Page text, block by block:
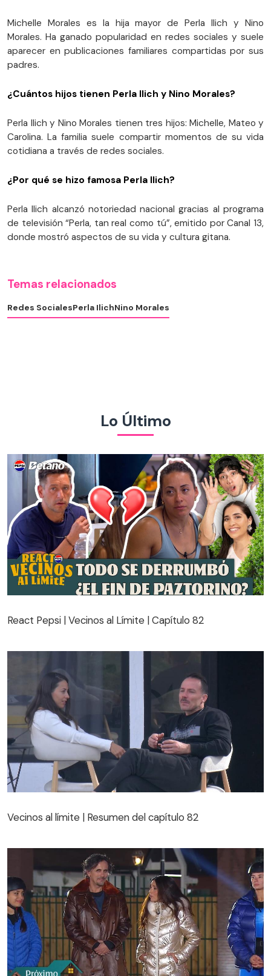
Michelle Morales es la hija mayor de Perla Ilich y Nino
Morales. Ha ganado popularidad en redes sociales y suele
aparecer en publicaciones familiares compartidas por sus
padres.
¿Cuántos hijos tienen Perla Ilich y Nino Morales?
Perla Ilich y Nino Morales tienen tres hijos: Michelle, Mateo y
Carolina. La familia suele compartir momentos de su vida
cotidiana a través de redes sociales.
¿Por qué se hizo famosa Perla Ilich?
Perla Ilich alcanzó notoriedad nacional gracias al programa
de televisión “Perla, tan real como tú”, emitido por Canal 13,
donde mostró aspectos de su vida y cultura gitana.
Temas relacionados
Redes SocialesPerla IlichNino Morales
Lo Último
React Pepsi | Vecinos al Límite | Capítulo 82
Vecinos al límite | Resumen del capítulo 82